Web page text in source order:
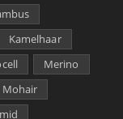
Kamelhaar
Merino
Mohair